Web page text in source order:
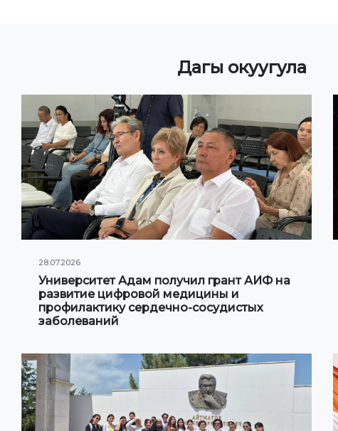
Дагы окуугула
28.07.2026
Университет Адам получил грант АИФ на
развитие цифровой медицины и
профилактику сердечно-сосудистых
заболеваний